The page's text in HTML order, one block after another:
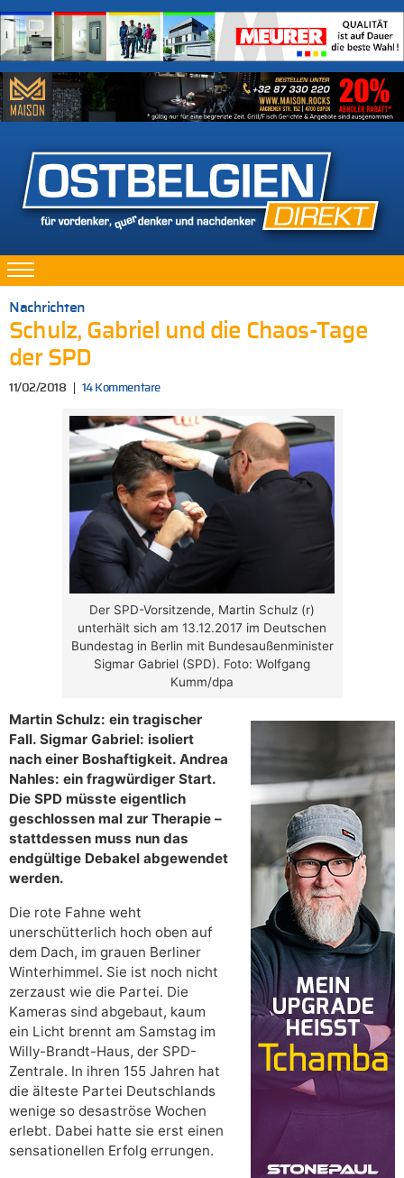
Nachrichten
Schulz, Gabriel und die Chaos-Tage
der SPD
11/02/2018 14 Kommentare
Der SPD-Vorsitzende, Martin Schulz (r)
unterhält sich am 13.12.2017 im Deutschen
Bundestag in Berlin mit Bundesaußenminister
Sigmar Gabriel (SPD). Foto: Wolfgang
Kumm/dpa
Martin Schulz: ein tragischer
Fall. Sigmar Gabriel: isoliert
nach einer Boshaftigkeit. Andrea
Nahles: ein fragwürdiger Start.
Die SPD müsste eigentlich
geschlossen mal zur Therapie –
stattdessen muss nun das
endgültige Debakel abgewendet
werden.
Die rote Fahne weht
unerschütterlich hoch oben auf
dem Dach, im grauen Berliner
Winterhimmel. Sie ist noch nicht
zerzaust wie die Partei. Die
Kameras sind abgebaut, kaum
ein Licht brennt am Samstag im
Willy-Brandt-Haus, der SPD-
Zentrale. In ihren 155 Jahren hat
die älteste Partei Deutschlands
wenige so desaströse Wochen
erlebt. Dabei hatte sie erst einen
sensationellen Erfolg errungen.